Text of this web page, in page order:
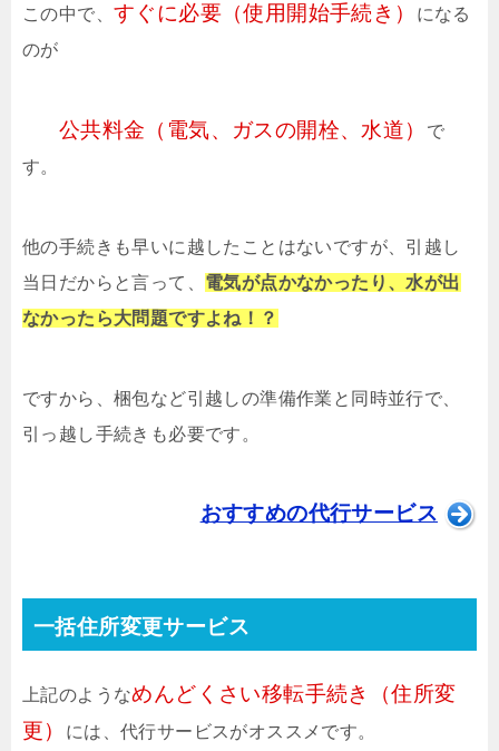
この中で、 すぐに必要（使用開始手続き）
になる
のが
公共料金（電気、ガスの開栓、水道）
で
す。
他の手続きも早いに越したことはないですが、引越し
当日だからと言って、 電気が点かなかったり、水が出
なかったら大問題ですよね！？
ですから、梱包など引越しの準備作業と同時並行で、
引っ越し手続きも必要です。
おすすめの代行サービス
一括住所変更サービス
上記のようなめんどくさい移転手続き（住所変
更）
には、代行サービスがオススメです。